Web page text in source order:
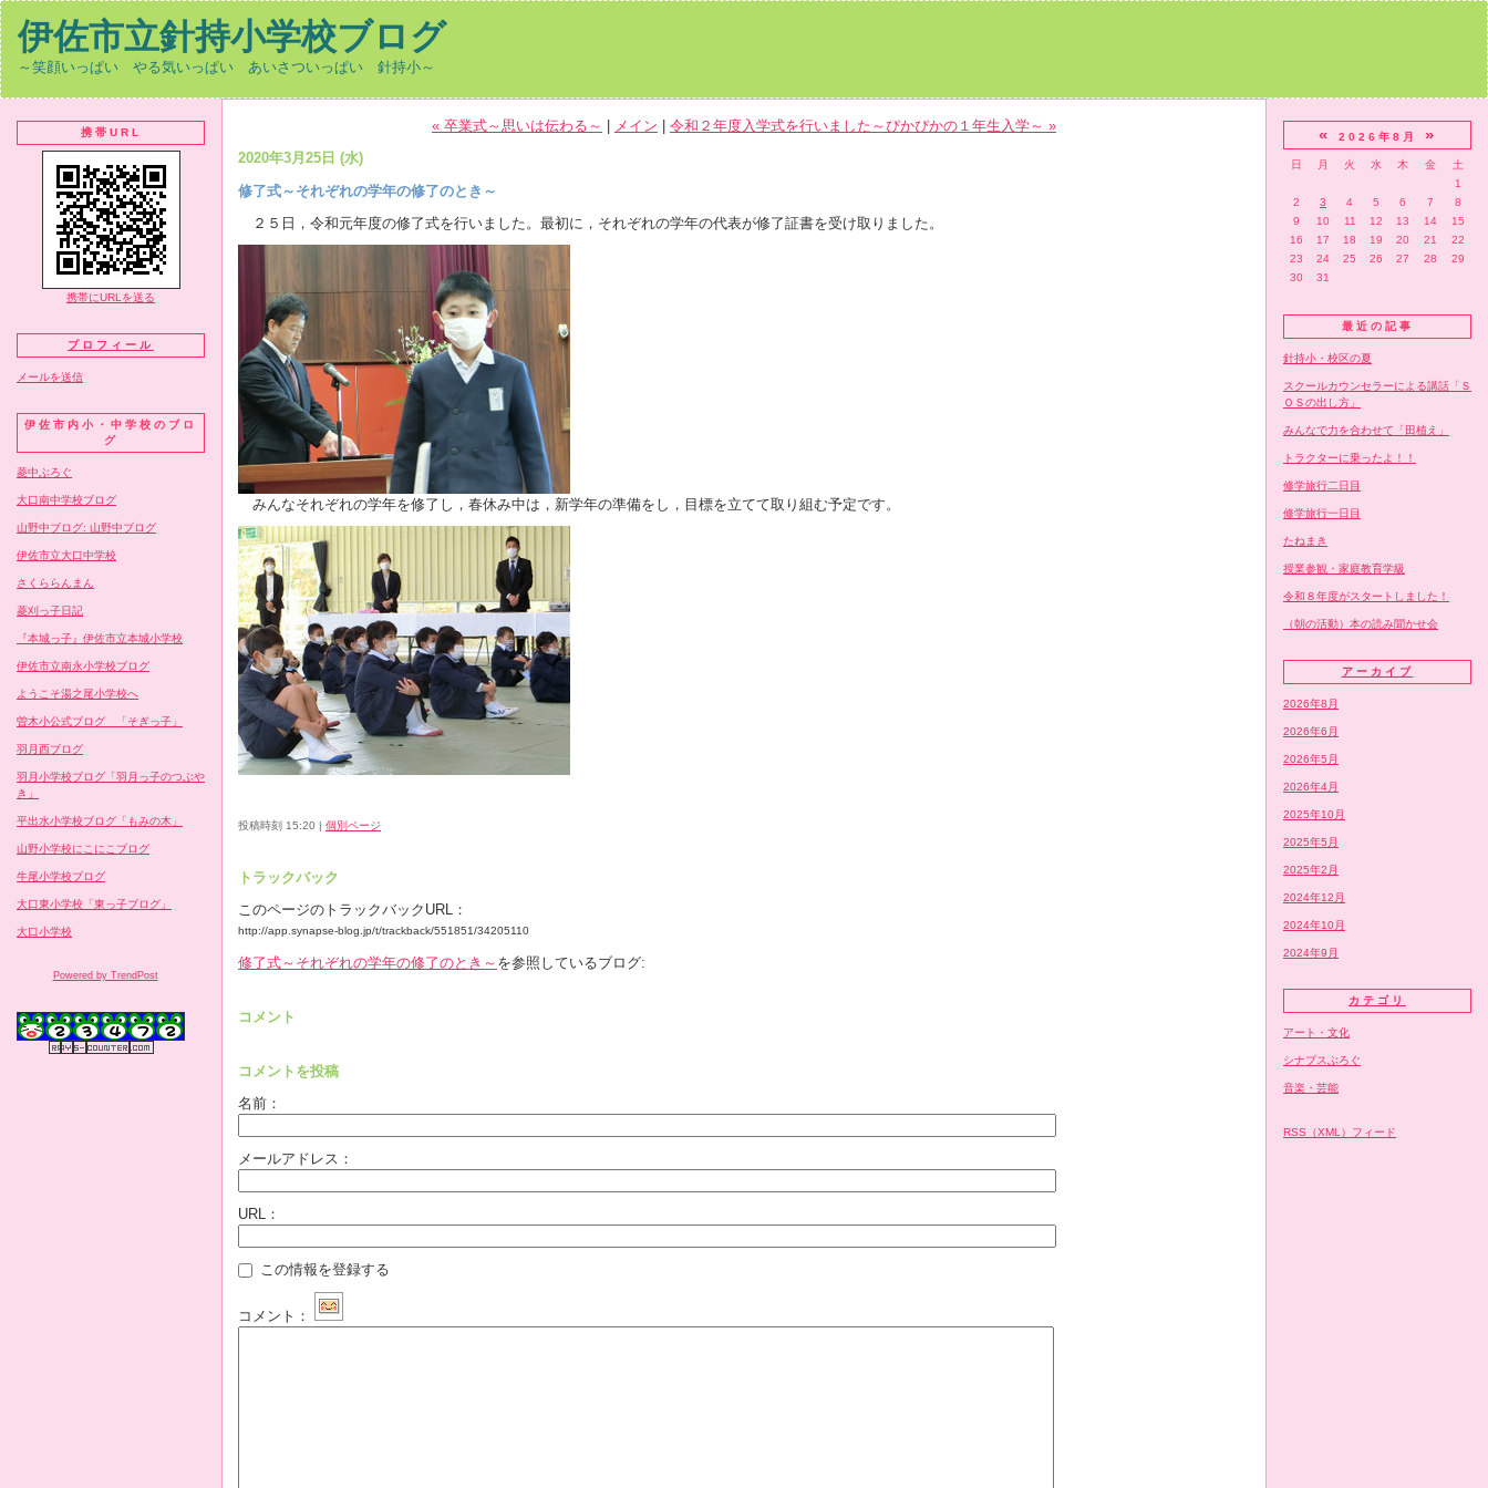
伊佐市立針持小学校ブログ
～笑顔いっぱい やる気いっぱい あいさついっぱい 針持小～
携帯URL
携帯にURLを送る
プロフィール
メールを送信
伊佐市内小・中学校のブロ
グ
菱中ぶろぐ
大口南中学校ブログ
山野中ブログ: 山野中ブログ
伊佐市立大口中学校
さくららんまん
菱刈っ子日記
『本城っ子』伊佐市立本城小学校
伊佐市立南永小学校ブログ
ようこそ湯之尾小学校へ
曽木小公式ブログ 「そぎっ子」
羽月西ブログ
羽月小学校ブログ「羽月っ子のつぶや
き」
平出水小学校ブログ「もみの木」
山野小学校にこにこブログ
牛尾小学校ブログ
大口東小学校「東っ子ブログ」
大口小学校
Powered by TrendPost
« 卒業式～思いは伝わる～ メイン
令和２年度入学式を行いました～ぴかぴかの１年生入学～ »
2020年3月25日 (水)
修了式～それぞれの学年の修了のとき～
２５日，令和元年度の修了式を行いました。最初に，それぞれの学年の代表が修了証書を受け取りました。
みんなそれぞれの学年を修了し，春休み中は，新学年の準備をし，目標を立てて取り組む予定です。
投稿時刻 15:20 | 個別ページ
トラックバック
このページのトラックバックURL：
http://app.synapse-blog.jp/t/trackback/551851/34205110
修了式～それぞれの学年の修了のとき～ を参照しているブログ:
コメント
コメントを投稿
名前：
メールアドレス：
URL：
この情報を登録する
コメント：
« 2026年8月 »
日 月 火 水 木 金
土
1
2
3 4 5 6 7
8
9
10 11 12 13 14
15
16
17 18 19 20 21
22
23
24 25 26 27 28
29
30
31
最近の記事
針持小・校区の夏
スクールカウンセラーによる講話「Ｓ
ＯＳの出し方」
みんなで力を合わせて「田植え」
トラクターに乗ったよ！！
修学旅行二日目
修学旅行一日目
たねまき
授業参観・家庭教育学級
令和８年度がスタートしました！
（朝の活動）本の読み聞かせ会
アーカイブ
2026年8月
2026年6月
2026年5月
2026年4月
2025年10月
2025年5月
2025年2月
2024年12月
2024年10月
2024年9月
カテゴリ
アート・文化
シナプスぶろぐ
音楽・芸能
RSS（XML）フィード